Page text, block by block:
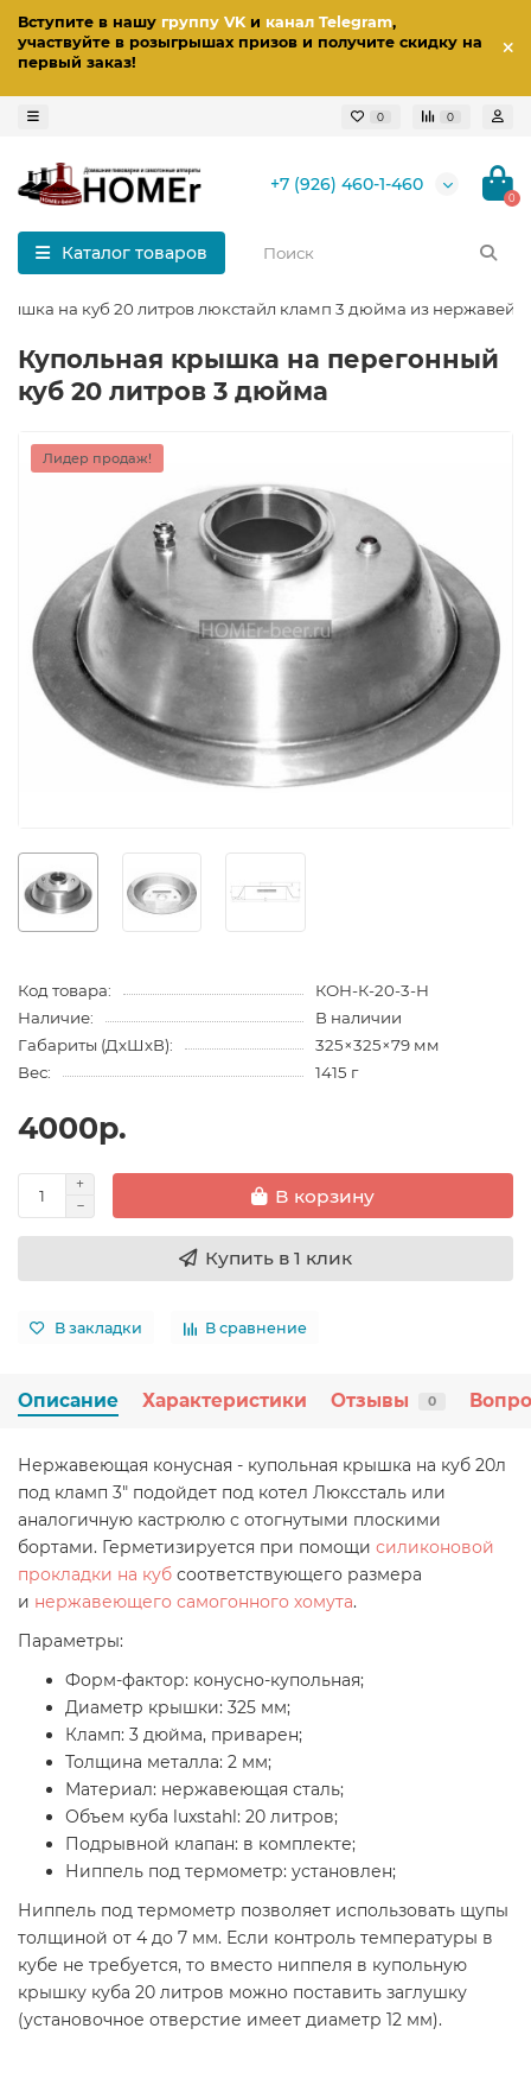
Вступите в нашу группу VKи канал Telegram,
участвуйте в розыгрышах призов и получите скидку на
первый заказ!
0 0
+7 (926) 460-1-460
0
Каталог товаров
на куб 20 литров люкстайл кламп 3 дюйма из
Купольная крышка на перегонный
куб 20 литров 3 дюйма
Лидер продаж!
Код товара:
КОН-К-20-3-Н
Наличие:
В наличии
Габариты (ДхШхВ):
325×325×79 мм
Вес:
1415 г
4000р.
В корзину
Купить в 1 клик
В закладки В сравнение
Описание Характеристики Отзывы 0
Нержавеющая конусная - купольная крышка на куб 20л
под кламп 3" подойдет под котел Люкссталь или
аналогичную кастрюлю с отогнутыми плоскими
бортами. Герметизируется при помощи силиконовой
прокладки на куб соответствующего размера
и нержавеющего самогонного хомута.
Параметры:
Форм-фактор: конусно-купольная;
Диаметр крышки: 325 мм;
Кламп: 3 дюйма, приварен;
Толщина металла: 2 мм;
Материал: нержавеющая сталь;
Объем куба luxstahl: 20 литров;
Подрывной клапан: в комплекте;
Ниппель под термометр: установлен;
Ниппель под термометр позволяет использовать щупы
толщиной от 4 до 7 мм. Если контроль температуры в
кубе не требуется, то вместо ниппеля в купольную
крышку куба 20 литров можно поставить заглушку
(установочное отверстие имеет диаметр 12 мм).